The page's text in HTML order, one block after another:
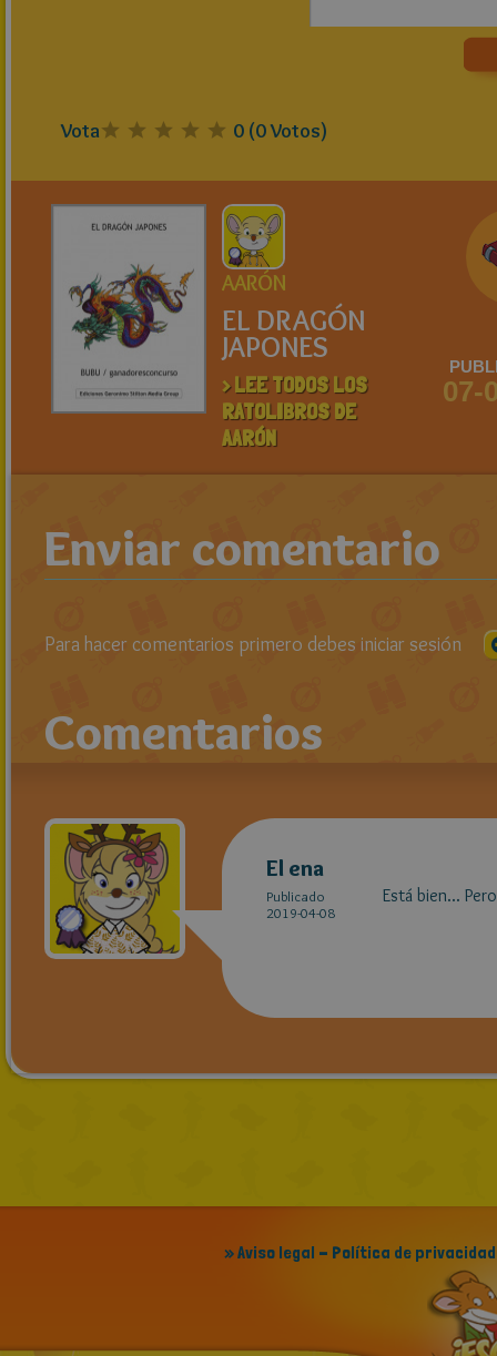
Vota 0 (0Votos)
AARÓN
EL DRAGÓN
JAPONES
> LEE TODOS LOS
RATOLIBROS DE
AARÓN
07-
Enviar comentario
Para hacer comentarios primero debes iniciar sesión
Comentarios
El ena
Publicado
2019-04-08
Está bien...
» Aviso legal - Política de privacidad